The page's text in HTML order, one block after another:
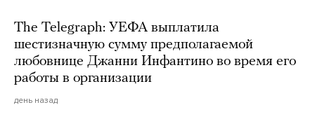
The Telegraph: УЕФА выплатила
шестизначную сумму предполагаемой
любовнице Джанни Инфантино во время его
работы в организации
день назад